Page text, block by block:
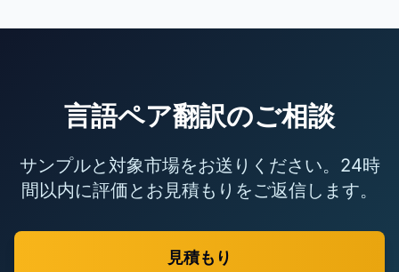
言語ペア翻訳のご相談
サンプルと対象市場をお送りください。24時
間以内に評価とお見積もりをご返信します。
見積もり